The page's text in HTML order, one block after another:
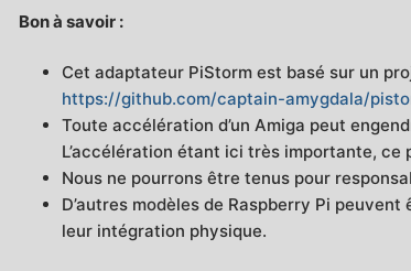
Bon à savoir :
Cet adaptateur PiStorm est basé sur un
https://github.com/captain-amygdala/
Toute accélération d’un Amiga peut
L’accélération étant ici très importante, ce
Nous ne pourrons être tenus pour
D’autres modèles de Raspberry Pi
leur intégration physique.